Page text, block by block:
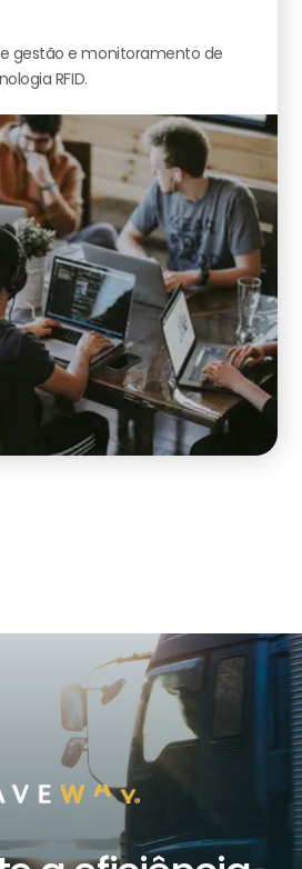
gestão e monitoramento de
RFID.